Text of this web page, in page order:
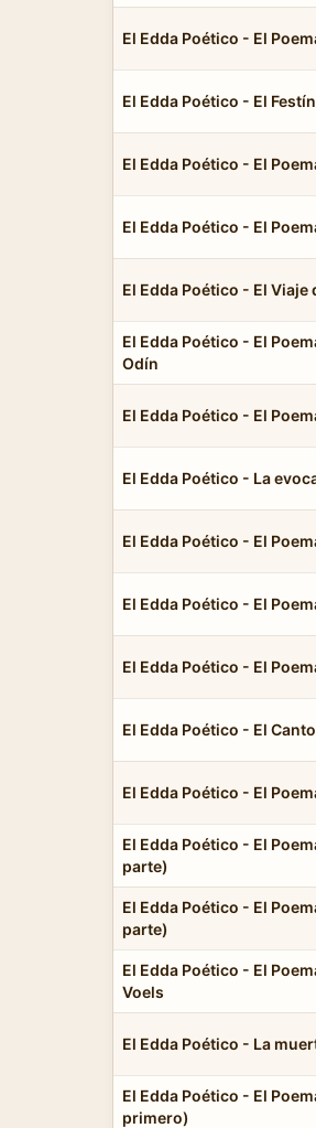
El Edda Poético - El
El Edda Poético - El
El Edda Poético - El
El Edda Poético - El
El Edda Poético - El Viaje
El Edda Poético - El
Odín
El Edda Poético - El
El Edda Poético - La
El Edda Poético - El
El Edda Poético - El
El Edda Poético - El
El Edda Poético - El
El Edda Poético - El
El Edda Poético - El
parte)
El Edda Poético - El
parte)
El Edda Poético - El
Voels
El Edda Poético - La
El Edda Poético - El
primero)